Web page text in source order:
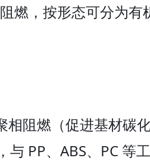
燃，按形态可分为有
阻燃（促进基材碳化
PP、ABS、PC 等